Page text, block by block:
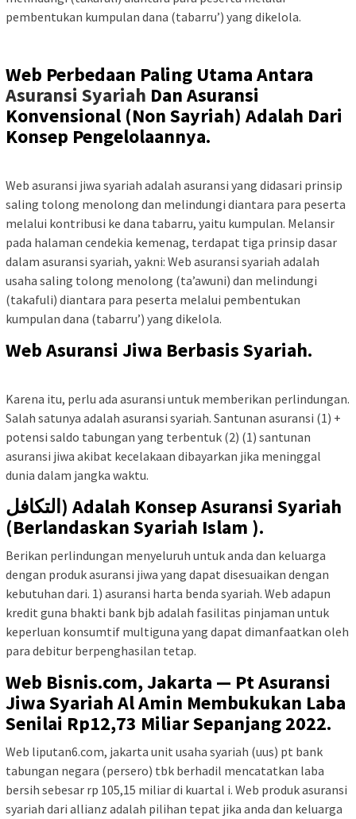
pembentukan kumpulan dana (tabarru’) yang dikelola.
Web Perbedaan Paling Utama Antara
Asuransi Syariah Dan Asuransi
Konvensional (Non Sayriah) Adalah Dari
Konsep Pengelolaannya.
Web asuransi jiwa syariah adalah asuransi yang didasari prinsip
saling tolong menolong dan melindungi diantara para peserta
melalui kontribusi ke dana tabarru, yaitu kumpulan. Melansir
pada halaman cendekia kemenag, terdapat tiga prinsip dasar
dalam asuransi syariah, yakni: Web asuransi syariah adalah
usaha saling tolong menolong (ta’awuni) dan melindungi
(takafuli) diantara para peserta melalui pembentukan
kumpulan dana (tabarru’) yang dikelola.
Web Asuransi Jiwa Berbasis Syariah.
Karena itu, perlu ada asuransi untuk memberikan perlindungan.
Salah satunya adalah asuransi syariah. Santunan asuransi (1) +
potensi saldo tabungan yang terbentuk (2) (1) santunan
asuransi jiwa akibat kecelakaan dibayarkan jika meninggal
dunia dalam jangka waktu.
التكافل) Adalah Konsep Asuransi Syariah
(Berlandaskan Syariah Islam ).
Berikan perlindungan menyeluruh untuk anda dan keluarga
dengan produk asuransi jiwa yang dapat disesuaikan dengan
kebutuhan dari. 1) asuransi harta benda syariah. Web adapun
kredit guna bhakti bank bjb adalah fasilitas pinjaman untuk
keperluan konsumtif multiguna yang dapat dimanfaatkan oleh
para debitur berpenghasilan tetap.
Web Bisnis.com, Jakarta — Pt Asuransi
Jiwa Syariah Al Amin Membukukan Laba
Senilai Rp12,73 Miliar Sepanjang 2022.
Web liputan6.com, jakarta unit usaha syariah (uus) pt bank
tabungan negara (persero) tbk berhadil mencatatkan laba
bersih sebesar rp 105,15 miliar di kuartal i. Web produk asuransi
syariah dari allianz adalah pilihan tepat jika anda dan keluarga